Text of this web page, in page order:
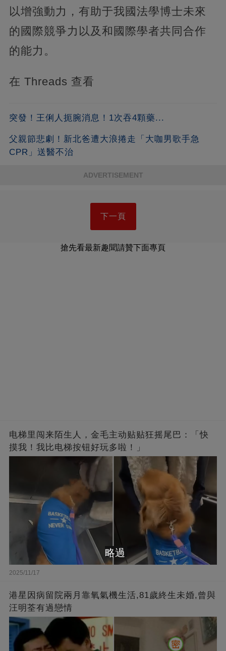
以增強動力，有助于我國法學博士未來
的國際競爭力以及和國際學者共同合作
的能力。
在 Threads 查看
突發！王俐人扼腕消息！1次吞4顆藥...
父親節悲劇！新北爸遭大浪捲走「大咖男歌手急
CPR」送醫不治
ADVERTISEMENT
下一頁
搶先看最新趣聞請贊下面專頁
电梯里闯来陌生人，金毛主动贴贴狂摇尾巴：「快
摸我！我比电梯按钮好玩多啦！」
2025/11/17
港星因病留院兩月靠氧氣機生活,81歲終生未婚,曾與
汪明荃有過戀情
略過